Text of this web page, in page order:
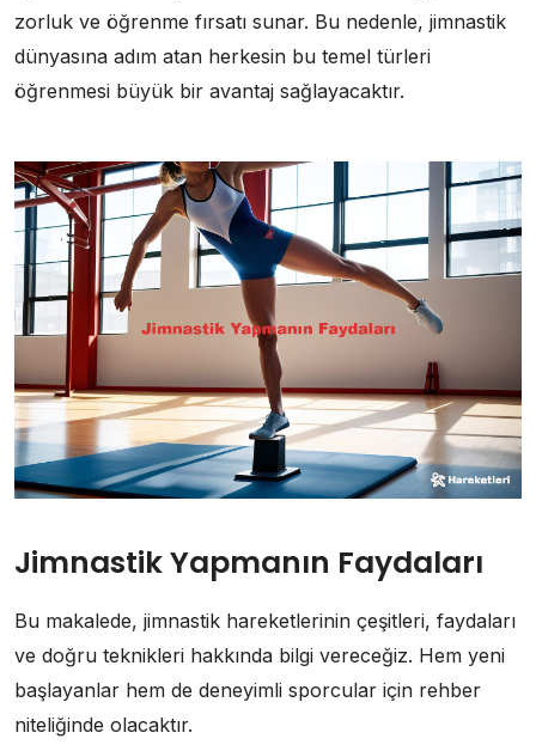
zorluk ve öğrenme fırsatı sunar. Bu nedenle, jimnastik
dünyasına adım atan herkesin bu temel türleri
öğrenmesi büyük bir avantaj sağlayacaktır.
Jimnastik Yapmanın Faydaları
Bu makalede, jimnastik hareketlerinin çeşitleri, faydaları
ve doğru teknikleri hakkında bilgi vereceğiz. Hem yeni
başlayanlar hem de deneyimli sporcular için rehber
niteliğinde olacaktır.